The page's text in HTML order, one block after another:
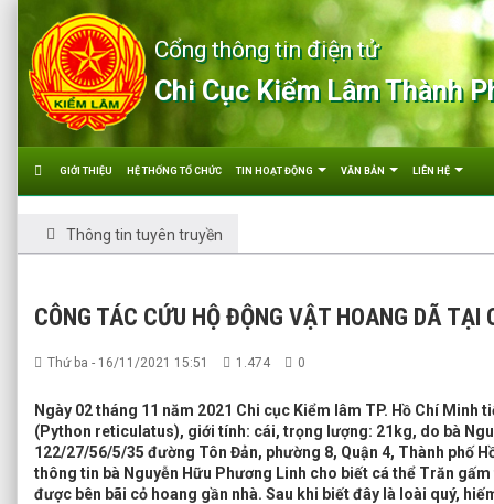
Cổng thông tin điện tử
Chi Cục Kiểm Lâm Thành
GIỚI THIỆU HỆ THỐNG TỔ CHỨC TIN HOẠT ĐỘNG VĂN BẢN LIÊN HỆ
Thông tin tuyên truyền
CÔNG TÁC CỨU HỘ ĐỘNG VẬT HOANG DÃ TẠI
Thứ ba - 16/11/2021 15:51 1.474 0
Ngày 02 tháng 11 năm 2021 Chi cục Kiểm lâm TP. Hồ Chí Minh
(Python reticulatus), giới tính: cái, trọng lượng: 21kg, do bà
122/27/56/5/35 đường Tôn Đản, phường 8, Quận 4, Thành phố
thông tin bà Nguyễn Hữu Phương Linh cho biết cá thể Trăn
được bên bãi cỏ hoang gần nhà. Sau khi biết đây là loài quý,